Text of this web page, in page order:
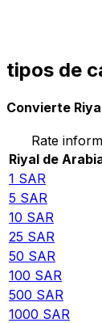
tipos de
Convierte
Rate
Riyal de
1 SAR
5 SAR
10 SAR
25 SAR
50 SAR
100 SAR
500 SAR
1000 SAR